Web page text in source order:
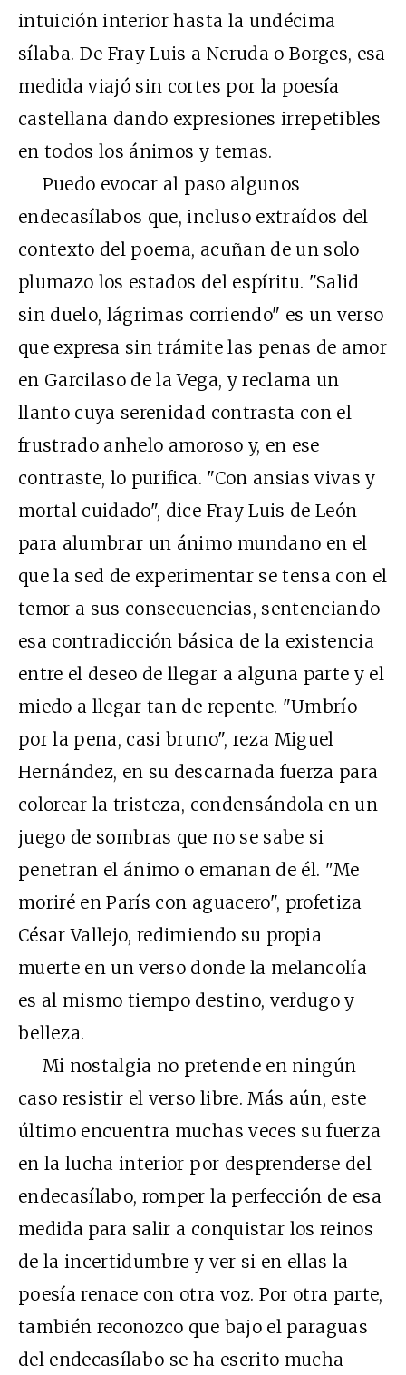
intuición interior hasta la undécima
sílaba. De Fray Luis a Neruda o Borges, esa
medida viajó sin cortes por la poesía
castellana dando expresiones irrepetibles
en todos los ánimos y temas.
Puedo evocar al paso algunos
endecasílabos que, incluso extraídos del
contexto del poema, acuñan de un solo
plumazo los estados del espíritu. "Salid
sin duelo, lágrimas corriendo" es un verso
que expresa sin trámite las penas de amor
en Garcilaso de la Vega, y reclama un
llanto cuya serenidad contrasta con el
frustrado anhelo amoroso y, en ese
contraste, lo purifica. "Con ansias vivas y
mortal cuidado", dice Fray Luis de León
para alumbrar un ánimo mundano en el
que la sed de experimentar se tensa con el
temor a sus consecuencias, sentenciando
esa contradicción básica de la existencia
entre el deseo de llegar a alguna parte y el
miedo a llegar tan de repente. "Umbrío
por la pena, casi bruno", reza Miguel
Hernández, en su descarnada fuerza para
colorear la tristeza, condensándola en un
juego de sombras que no se sabe si
penetran el ánimo o emanan de él. "Me
moriré en París con aguacero", profetiza
César Vallejo, redimiendo su propia
muerte en un verso donde la melancolía
es al mismo tiempo destino, verdugo y
belleza.
Mi nostalgia no pretende en ningún
caso resistir el verso libre. Más aún, este
último encuentra muchas veces su fuerza
en la lucha interior por desprenderse del
endecasílabo, romper la perfección de esa
medida para salir a conquistar los reinos
de la incertidumbre y ver si en ellas la
poesía renace con otra voz. Por otra parte,
también reconozco que bajo el paraguas
del endecasílabo se ha escrito mucha